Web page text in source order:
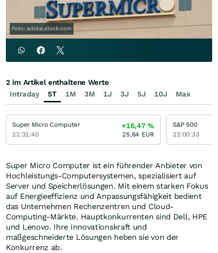
Foto: adobe.stock.com
Super Micro Computer ist ein führender Anbieter von
Hochleistungs-Computersystemen, spezialisiert auf
Server und Speicherlösungen. Mit einem starken Fokus
auf Energieeffizienz und Anpassungsfähigkeit bedient
das Unternehmen Rechenzentren und Cloud-
Computing-Märkte. Hauptkonkurrenten sind Dell, HPE
und Lenovo. Ihre Innovationskraft und
maßgeschneiderte Lösungen heben sie von der
Konkurrenz ab.
Intraday 5T 1M 3M 1J 3J 5J 10J Max
2 im Artikel enthaltene Werte
Super Micro Computer
22:31:40
+16,47%
25,64 EUR
S&P 500
22:00:33